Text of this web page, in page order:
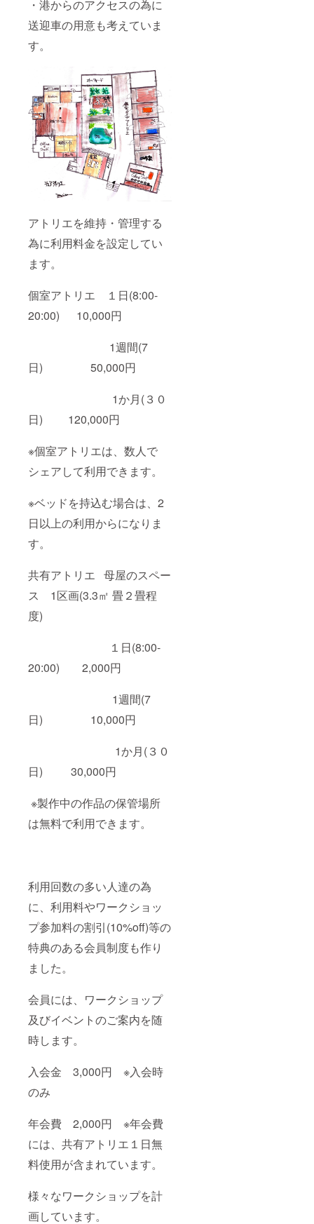
・港からのアクセスの為に
送迎車の用意も考えていま
す。
アトリエを維持・管理する
為に利用料金を設定してい
ます。
個室アトリエ １日(8:00-
20:00) 10,000円
1週間(7
日) 50,000円
1か月(３０
日) 120,000円
※個室アトリエは、数人で
シェアして利用できます。
※ベッドを持込む場合は、2
日以上の利用からになりま
す。
共有アトリエ 母屋のスペー
ス 1区画(3.3㎡ 畳２畳程
度)
１日(8:00-
20:00) 2,000円
1週間(7
日) 10,000円
1か月(３０
日) 30,000円
※製作中の作品の保管場所
は無料で利用できます。
利用回数の多い人達の為
に、利用料やワークショッ
プ参加料の割引(10%off)等の
特典のある会員制度も作り
ました。
会員には、ワークショップ
及びイベントのご案内を随
時します。
入会金 3,000円 ※入会時
のみ
年会費 2,000円 ※年会費
には、共有アトリエ１日無
料使用が含まれています。
様々なワークショップを計
画しています。